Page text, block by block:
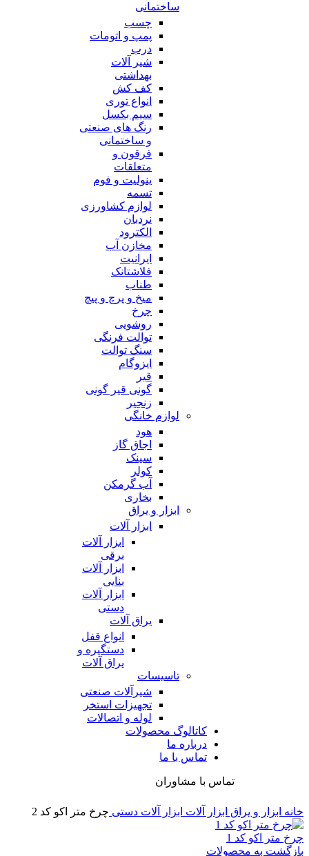
ساختمانی
چسب
پمپ و اتومات
درب
شیر آلات
بهداشتی
کف کش
انواع توری
سیم بکسل
رنگ های صنعتی
و ساختمانی
فرقون و
متعلقات
ینولیت و فوم
تسمه
لوازم کشاورزی
نردبان
الکترود
مخازن آب
ایرانیت
فلاشتانک
طناب
میخ و پرچ و پیچ
چرخ
روشویی
توالت فرنگی
سنگ توالت
ایزوگام
قیر
گونی قیر گونی
زنجیر
لوازم خانگی
هود
اجاق گاز
سینک
کولر
آب گرمکن
بخاری
ابزار و یراق
ابزار آلات
ابزار آلات
برقی
ابزار آلات
بنایی
ابزار آلات
دستی
یراق آلات
انواع قفل
دستگیره و
یراق آلات
تاسیسات
شیرآلات صنعتی
تجهیزات استخر
لوله و اتصالات
کاتالوگ محصولات
درباره ما
تماس با ما
تماس با مشاوران
خانه ابزار و یراق ابزار آلات ابزار آلات دستی چرخ متر اکو کد 2
چرخ متر اکو کد 1
بازگشت به محصولات